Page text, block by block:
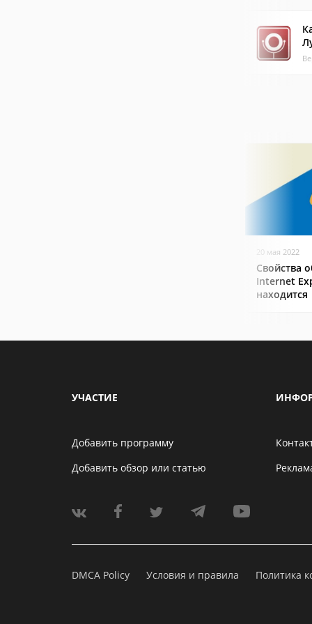
20 мая 2022
Свойства
Internet
находится
УЧАСТИЕ
Добавить программу
Добавить обзор или статью
DMCA Policy Условия и правила Политика